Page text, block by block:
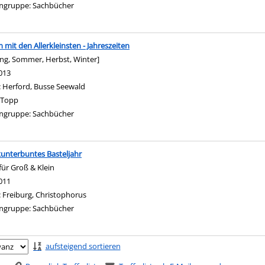
Sachbücher
mit den Allerkleinsten - Jahreszeiten
Sommer, Herbst, Winter]
diesem Verfasser
Herford, Busse Seewald
Topp
Sachbücher
Basteljahr
Groß & Klein
diesem Verfasser
Freiburg, Christophorus
Sachbücher
aufsteigend sortieren